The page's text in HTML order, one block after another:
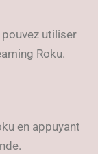
utiliser
Roku.
en appuyant